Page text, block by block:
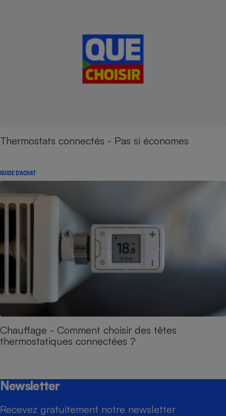
Thermostats connectés - Pas si économes
GUIDE D'ACHAT
Chauffage - Comment choisir des têtes
thermostatiques connectées ?
Newsletter
Recevez gratuitement notre newsletter